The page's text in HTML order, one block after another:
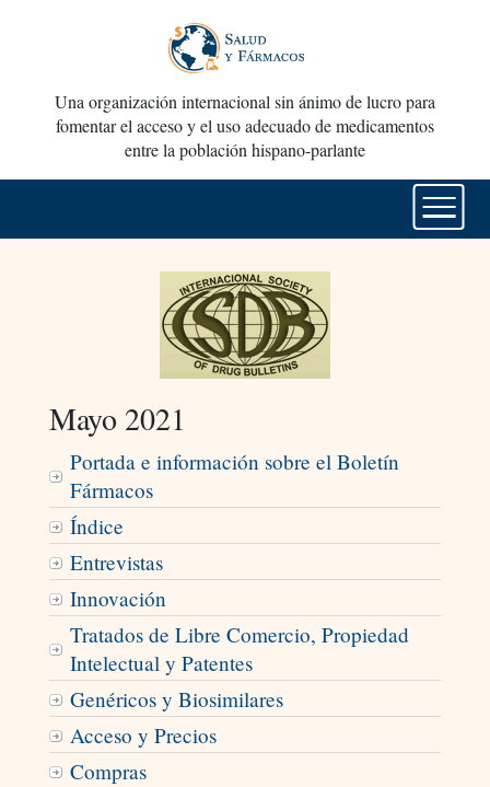
Una organización internacional sin ánimo de lucro para
fomentar el acceso y el uso adecuado de medicamentos
entre la población hispano-parlante
Mayo 2021
Portada e información sobre el Boletín
Fármacos
Índice
Entrevistas
Innovación
Tratados de Libre Comercio, Propiedad
Intelectual y Patentes
Genéricos y Biosimilares
Acceso y Precios
Compras